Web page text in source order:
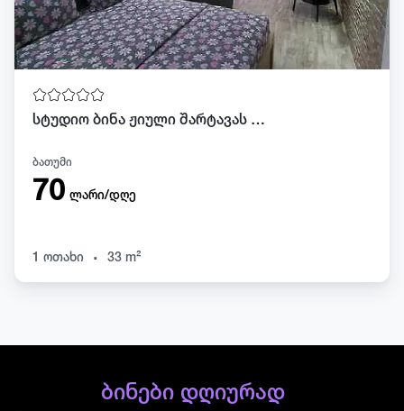
სტუდიო ბინა ჟიული შარტავას 8 მე 15 სართული
ბათუმი
70 ლარი/დღე
1 ოთახი . 33 m²
ბინები დღიურად